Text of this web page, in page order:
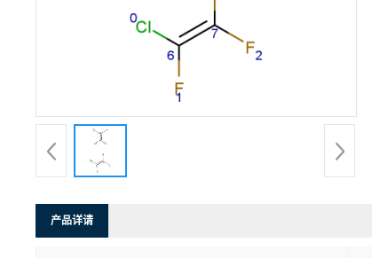
产品详请